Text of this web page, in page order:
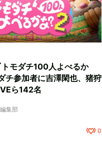
トモダチ100人よべるか
チ参加者に吉澤閑也、猪狩
ら142名
集部
0